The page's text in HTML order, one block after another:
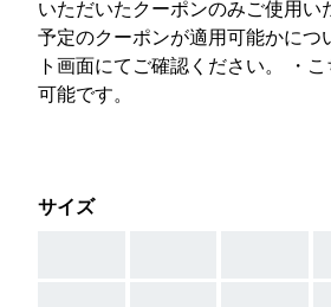
いただいたクーポンのみご使用い
予定のクーポンが適用可能かにつ
ト画面にてご確認ください。 ・
可能です。
サイズ